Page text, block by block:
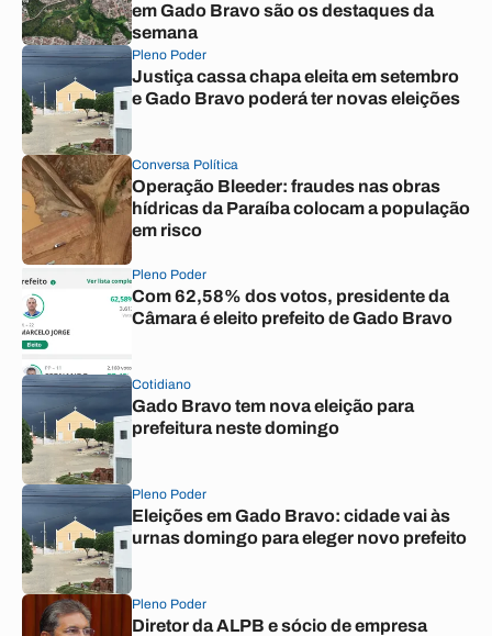
em Gado Bravo são os destaques da
semana
Pleno Poder
Justiça cassa chapa eleita em setembro
e Gado Bravo poderá ter novas eleições
Conversa Política
Operação Bleeder: fraudes nas obras
hídricas da Paraíba colocam a população
em risco
Pleno Poder
Com 62,58% dos votos, presidente da
Câmara é eleito prefeito de Gado Bravo
Cotidiano
Gado Bravo tem nova eleição para
prefeitura neste domingo
Pleno Poder
Eleições em Gado Bravo: cidade vai às
urnas domingo para eleger novo prefeito
Pleno Poder
Diretor da ALPB e sócio de empresa